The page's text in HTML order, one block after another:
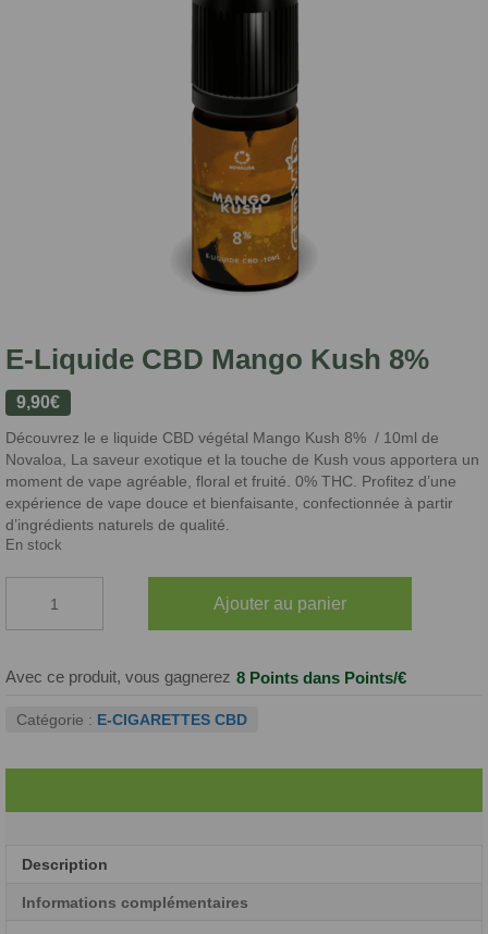
E-Liquide CBD Mango Kush 8%
9,90€
Découvrez le e liquide CBD végétal Mango Kush 8% / 10ml de
Novaloa, La saveur exotique et la touche de Kush vous apportera un
moment de vape agréable, floral et fruité. 0% THC. Profitez d’une
expérience de vape douce et bienfaisante, confectionnée à partir
d’ingrédients naturels de qualité.
En stock
E-
CBD
Kush
Ajouter au panier
Avec ce produit, vous gagnerez 8 Points dans Points/€
Catégorie : E-CIGARETTES CBD
Description
Informations complémentaires